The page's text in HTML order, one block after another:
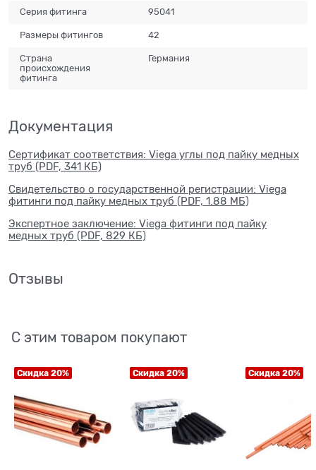
Серия фитинга 95041
Размеры фитингов 42
Страна
происхождения
фитинга
Германия
Документация
Сертификат соответствия: Viega углы под пайку медных
труб (PDF, 341 КБ)
Свидетельство о государственной регистрации: Viega
фитинги под пайку медных труб (PDF, 1.88 МБ)
Экспертное заключение: Viega фитинги под пайку
медных труб (PDF, 829 КБ)
Отзывы
С этим товаром покупают
Скидка 20% Скидка 20% Скидка 20%